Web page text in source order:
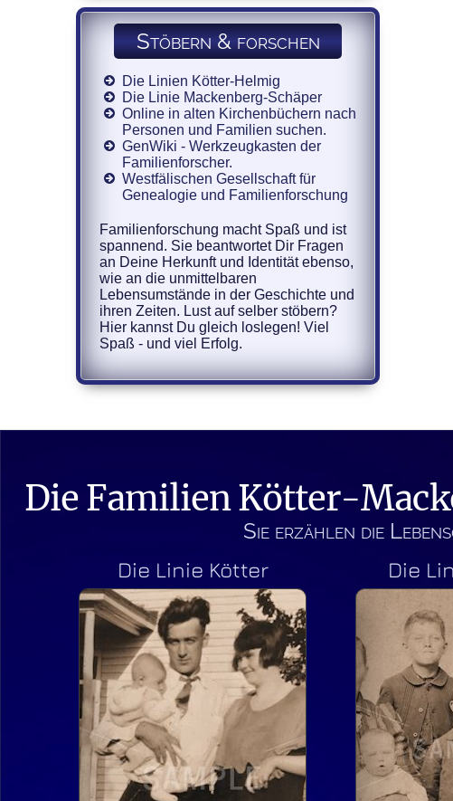
Stöbern & forschen
Die Linien Kötter-Helmig
Die Linie Mackenberg-Schäper
Online in alten Kirchenbüchern nach
Personen und Familien suchen.
GenWiki - Werkzeugkasten der
Familienforscher.
Westfälischen Gesellschaft für
Genealogie und Familienforschung
Familienforschung macht Spaß und ist
spannend. Sie beantwortet Dir Fragen
an Deine Herkunft und Identität ebenso,
wie an die unmittelbaren
Lebensumstände in der Geschichte und
ihren Zeiten. Lust auf selber stöbern?
Hier kannst Du gleich loslegen! Viel
Spaß - und viel Erfolg.
Die Familien Kötter-
Sie erzählen die
Die Linie Kötter Die
Julia Ludowika
Helmig
Sie stammte aus
Seppenrade
Geboren wurde sie 1879